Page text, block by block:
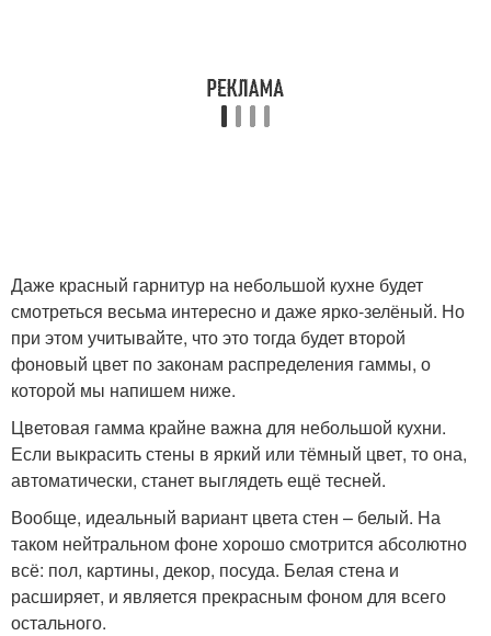
Даже красный гарнитур на небольшой кухне будет
смотреться весьма интересно и даже ярко-зелёный. Но
при этом учитывайте, что это тогда будет второй
фоновый цвет по законам распределения гаммы, о
которой мы напишем ниже.
Цветовая гамма крайне важна для небольшой кухни.
Если выкрасить стены в яркий или тёмный цвет, то она,
автоматически, станет выглядеть ещё тесней.
Вообще, идеальный вариант цвета стен – белый. На
таком нейтральном фоне хорошо смотрится абсолютно
всё: пол, картины, декор, посуда. Белая стена и
расширяет, и является прекрасным фоном для всего
остального.